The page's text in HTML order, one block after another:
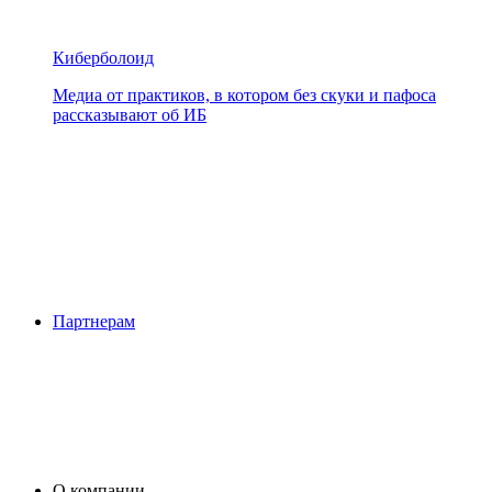
Киберболоид
Медиа от практиков, в котором без скуки и пафоса
рассказывают об ИБ
Партнерам